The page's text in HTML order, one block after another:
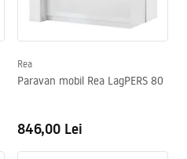
Rea
Paravan mobil Rea LagPERS 80
846,00 Lei